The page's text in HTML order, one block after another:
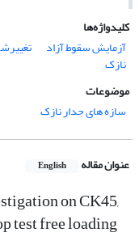
کلیدواژه‌ها
آزمایش سقوط آزاد
نازک
موضوعات
سازه های جدار نازک
عنوان مقاله English
on CK45,
test free loading